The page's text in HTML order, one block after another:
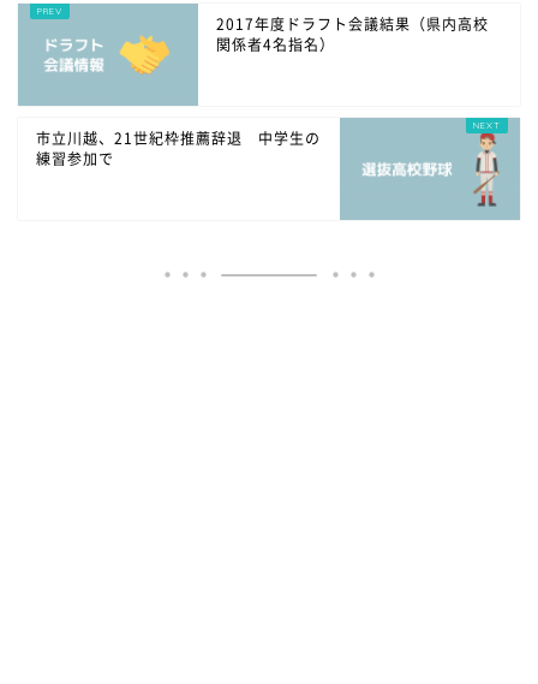
2017年度ドラフト会議結果（県内高校
関係者4名指名）
市立川越、21世紀枠推薦辞退 中学生の
練習参加で